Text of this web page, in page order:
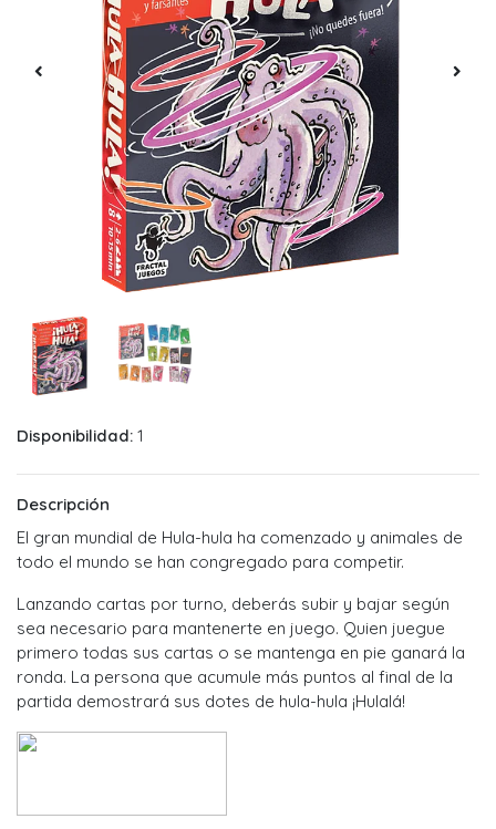
Disponibilidad: 1
Descripción
El gran mundial de Hula-hula ha comenzado y animales de
todo el mundo se han congregado para competir.
Lanzando cartas por turno, deberás subir y bajar según
sea necesario para mantenerte en juego. Quien juegue
primero todas sus cartas o se mantenga en pie ganará la
ronda. La persona que acumule más puntos al final de la
partida demostrará sus dotes de hula-hula ¡Hulalá!